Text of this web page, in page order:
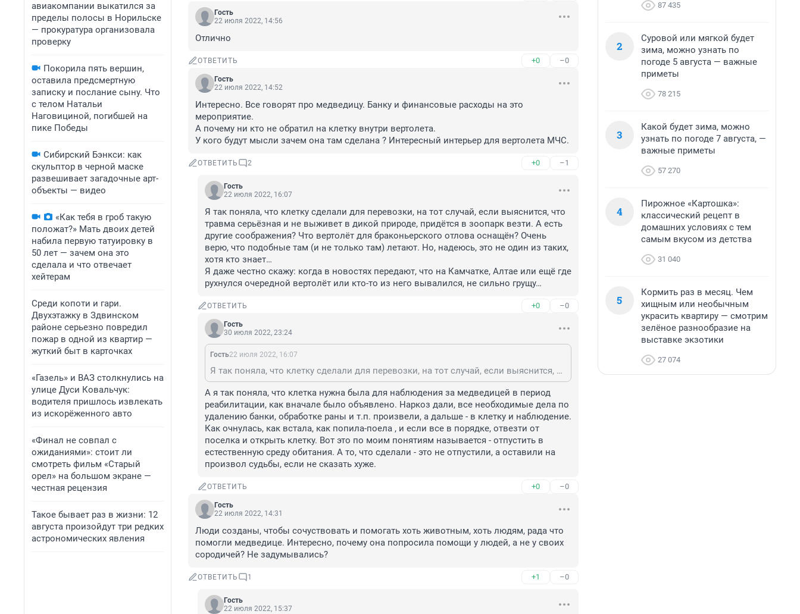
авиакомпании выкатился за
пределы полосы в Норильске
— прокуратура организовала
проверку
Покорила пять вершин,
оставила предсмертную
записку и послание сыну. Что
с телом Натальи
Наговициной, погибшей на
пике Победы
Сибирский Бэнкси: как
скульптор в черной маске
развешивает загадочные арт-
объекты — видео
«Как тебя в гроб такую
положат?» Мать двоих детей
набила первую татуировку в
50 лет — зачем она это
сделала и что отвечает
хейтерам
Среди копоти и гари.
Двухэтажку в Здвинском
районе серьезно повредил
пожар в одной из квартир —
жуткий быт в карточках
«Газель» и ВАЗ столкнулись на
улице Дуси Ковальчук:
водителя пришлось извлекать
из искорёженного авто
«Финал не совпал с
ожиданиями»: стоит ли
смотреть фильм «Старый
орел» на большом экране —
честная рецензия
Такое бывает раз в жизни: 12
августа произойдут три редких
астрономических явления
Гость
22 июля 2022, 14:56
Отлично
ОТВЕТИТЬ +0 –0
Гость
22 июля 2022, 14:52
Интересно. Все говорят про медведицу. Банку и финансовые расходы на это
мероприятие.
А почему ни кто не обратил на клетку внутри вертолета.
У кого будут мысли зачем она там сделана ? Интересный интерьер для вертолета МЧС.
ОТВЕТИТЬ 2 +0 –1
Гость
22 июля 2022, 16:07
Я так поняла, что клетку сделали для перевозки, на тот случай, если выяснится, что
травма серьёзная и не выживет в дикой природе, придётся в зоопарк везти. А есть
другие соображения? Что вертолёт для браконьерского отлова оснащён? Очень
верю, что подобные там (и не только там) летают. Но, надеюсь, это не один из таких,
хотя кто знает…
Я даже честно скажу: когда в новостях передают, что на Камчатке, Алтае или ещё где
рухнулся очередной вертолёт или кто-то из него вывалился, не сильно грущу…
ОТВЕТИТЬ +0 –0
Гость
30 июля 2022, 23:24
Гость22 июля 2022, 16:07
Я так поняла, что клетку сделали для перевозки, на тот случай, если выяснится, что травма серьёзная и не выживет в дикой природе, придётся в зоопарк везти. А есть другие соображения? Что вертолёт для браконьерского отлова оснащён? Очень верю, что подобные там (и не только там) летают. Но, надеюсь, это не один из таких, хотя кто знает… Я даже честно скажу: когда в новостях передают, что на Камчатке, Алтае или ещё где рухнулся очередной вертолёт или кто-то из него вывалился, не сильно грущу…
А я так поняла, что клетка нужна была для наблюдения за медведицей в период
реабилитации, как вначале было объявлено. Наркоз дали, все необходимые дела по
удалению банки, обработке раны и т.п. произвели, а дальше - в клетку и наблюдение.
Как очнулась, как встала, как попила-поела , и если все в порядке, отвезти от
поселка и открыть клетку. Вот это по моим понятиям называется - отпустить в
естественную среду обитания. А то, что сделали - это не отпустили, а оставили на
произвол судьбы, если не сказать хуже.
ОТВЕТИТЬ +0 –0
Гость
22 июля 2022, 14:31
Люди созданы, чтобы сочуствовать и помогать хоть животным, хоть людям, рада что
помогли медведице. Интересно, почему она попросила помощи у людей, а не у своих
сородичей? Не задумывались?
ОТВЕТИТЬ 1 +1 –0
Гость
22 июля 2022, 15:37
87 435
2
Суровой или мягкой будет
зима, можно узнать по
погоде 5 августа — важные
приметы
78 215
3
Какой будет зима, можно
узнать по погоде 7 августа, —
важные приметы
57 270
4
Пирожное «Картошка»:
классический рецепт в
домашних условиях с тем
самым вкусом из детства
31 040
5
Кормить раз в месяц. Чем
хищным или необычным
украсить квартиру — смотрим
зелёное разнообразие на
выставке экзотики
27 074